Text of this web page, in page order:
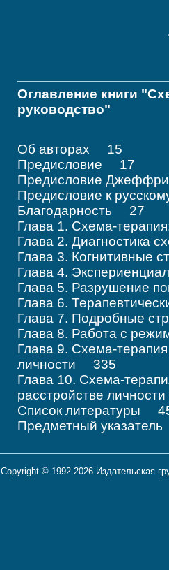
Оглавление книги
руководство"
Об авторах 15
Предисловие 17
Предисловие
Предисловие к
Благодарность 27
Глава 1. Схема-
Глава 2. Диагностика
Глава 3. Когнитивные
Глава 4.
Глава 5. Разрушение
Глава 6.
Глава 7. Подробные
Глава 8. Работа с
Глава 9. Схема-
личности 335
Глава 10. Схема-
расстройстве
Список литературы
Предметный
Copyright © 1992-2026 Издательская